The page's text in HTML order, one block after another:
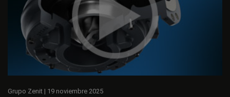
Grupo Zenit | 19 noviembre 2025